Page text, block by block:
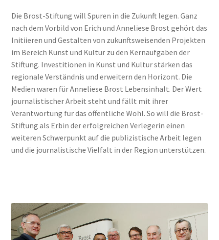
Die Brost-Stiftung will Spuren in die Zukunft legen. Ganz
nach dem Vorbild von Erich und Anneliese Brost gehört das
Initiieren und Gestalten von zukunftsweisenden Projekten
im Bereich Kunst und Kultur zu den Kernaufgaben der
Stiftung. Investitionen in Kunst und Kultur stärken das
regionale Verständnis und erweitern den Horizont. Die
Medien waren für Anneliese Brost Lebensinhalt. Der Wert
journalistischer Arbeit steht und fällt mit ihrer
Verantwortung für das öffentliche Wohl. So will die Brost-
Stiftung als Erbin der erfolgreichen Verlegerin einen
weiteren Schwerpunkt auf die publizistische Arbeit legen
und die journalistische Vielfalt in der Region unterstützen.